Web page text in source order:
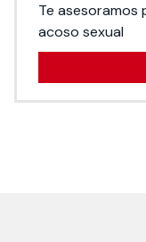
Te
acoso sexual